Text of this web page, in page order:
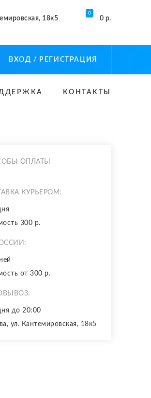
18к5
0
0 р.
ВХОД / РЕГИСТРАЦИЯ
КОНТАКТЫ
ОПЛАТЫ
КУРЬЕРОМ:
300 р.
от 300 р.
до 20:00
ул. Кантемировская, 18к5